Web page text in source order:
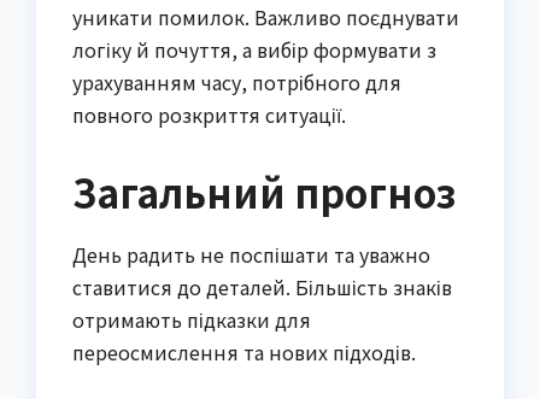
уникати помилок. Важливо поєднувати
логіку й почуття, а вибір формувати з
урахуванням часу, потрібного для
повного розкриття ситуації.
Загальний прогноз
День радить не поспішати та уважно
ставитися до деталей. Більшість знаків
отримають підказки для
переосмислення та нових підходів.